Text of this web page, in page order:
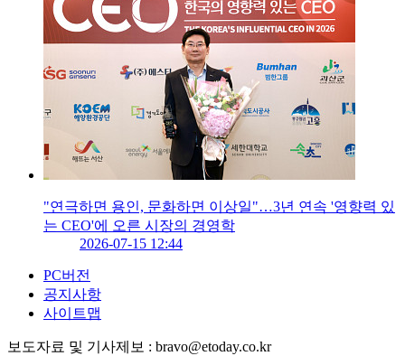
"연극하면 용인, 문화하면 이상일"…3년 연속 '영향력 있
는 CEO'에 오른 시장의 경영학
2026-07-15 12:44
PC버전
공지사항
사이트맵
보도자료 및 기사제보 : bravo@etoday.co.kr